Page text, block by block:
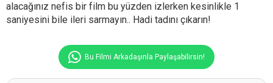
alacağınız nefis bir film bu yüzden izlerken kesinlikle 1
saniyesini bile ileri sarmayın.. Hadi tadını çıkarın!
Bu Filmi Arkadaşınla Paylaşabilirsin!